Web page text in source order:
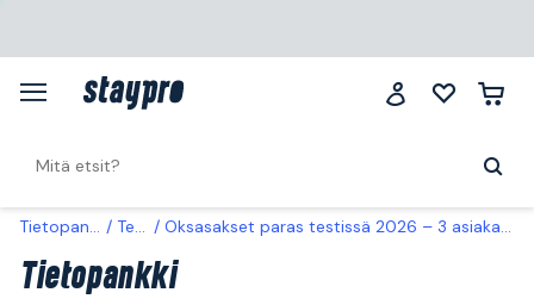
Tietopankki Testit Oksasakset paras testissä 2026 – 3 asiakassuosikkia vertailussa
Tietopankki